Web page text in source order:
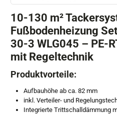
10-130 m²
Fußbodenheizung
30-3 WLG045 – PE-
mit Regeltechnik
Produktvorteile:
Aufbauhöhe ab ca. 82 mm
inkl. Verteiler- und
Integrierte Trittschalldämmung